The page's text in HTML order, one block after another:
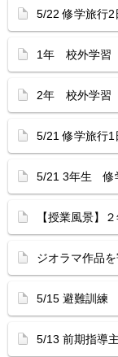
5/22 修学旅行2
1年 校外学習
2年 校外学習
5/21 修学旅行1
5/21 3年生 修
【授業風景】
ジオラマ作品
5/15 避難訓練
5/13 前期指導